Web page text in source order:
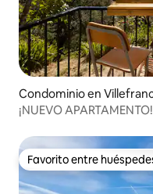
Condominio en
¡NUEVO
Favorito entre
Favorito entre